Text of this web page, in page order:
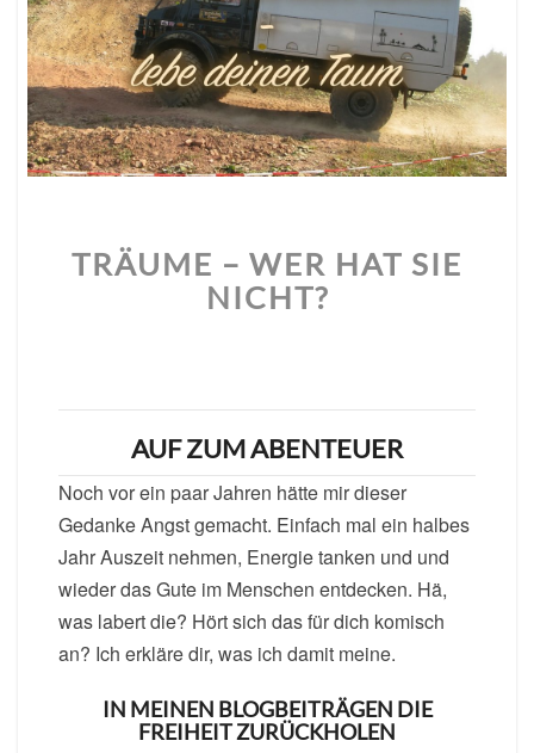
TRÄUME – WER HAT SIE
NICHT?
AUF ZUM ABENTEUER
Noch vor ein paar Jahren hätte mir dieser
Gedanke Angst gemacht. Einfach mal ein halbes
Jahr Auszeit nehmen, Energie tanken und und
wieder das Gute im Menschen entdecken. Hä,
was labert die? Hört sich das für dich komisch
an? Ich erkläre dir, was ich damit meine.
IN MEINEN BLOGBEITRÄGEN DIE
FREIHEIT ZURÜCKHOLEN